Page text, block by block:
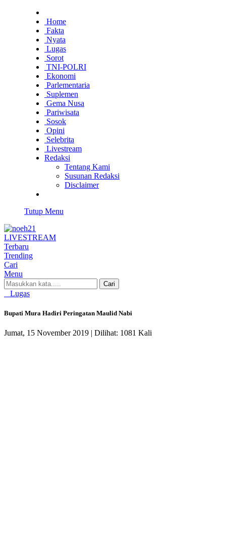
Home
Fakta
Nyata
Lugas
Sorot
TNI-POLRI
Ekonomi
Parlementaria
Suplemen
Gema Nusa
Pariwisata
Sosok
Opini
Selebrita
Livestream
Redaksi
Tentang Kami
Susunan Redaksi
Disclaimer
Tutup Menu
LIVESTREAM
Terbaru
Trending
Cari
Menu
Cari
Lugas
Bupati Mura Hadiri Peringatan Maulid Nabi
Jumat, 15 November 2019 | Dilihat: 1081 Kali